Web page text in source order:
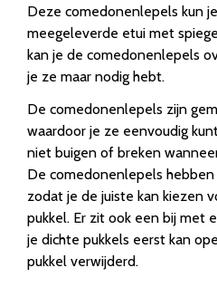
Deze comedonenlepels kun
meegeleverde etui met
kan je de comedonenlepels
je ze maar nodig hebt.
De comedonenlepels zijn
waardoor je ze eenvoudig
niet buigen of breken
De comedonenlepels
zodat je de juiste kan kiezen
pukkel. Er zit ook een bij met
je dichte pukkels eerst kan
pukkel verwijderd.